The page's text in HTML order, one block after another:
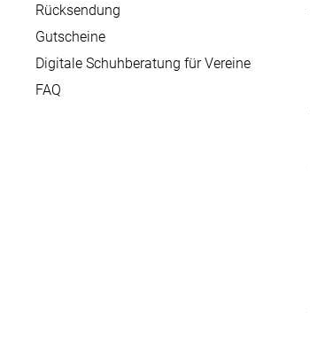
Rücksendung
Gutscheine
Digitale Schuhberatung für Vereine
FAQ